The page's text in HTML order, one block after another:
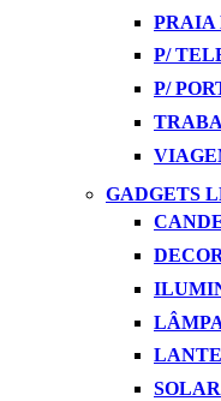
PRAIA
P/
P/
GADGETS
SOLAR